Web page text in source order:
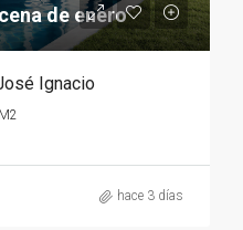
de enero
Ignacio
M2
hace 3 días